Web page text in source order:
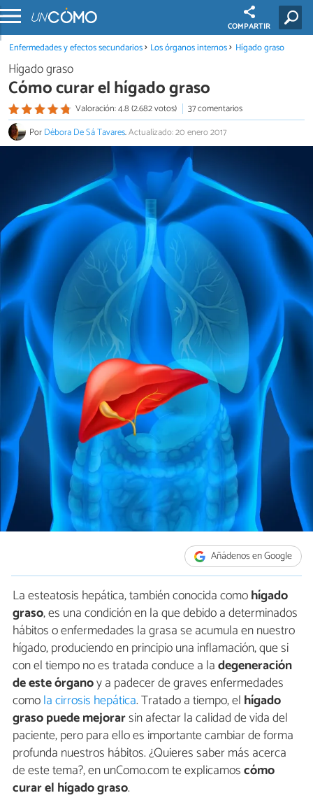
COMPARTIR
Enfermedades y efectos secundarios Los órganos internos Hígado graso
Hígado graso
Cómo curar el hígado graso
Valoración: 4.8 (2.682 votos)
37 comentarios
PorDébora De Sá Tavares.Actualizado: 20 enero 2017
Añádenos en Google
La esteatosis hepática, también conocida comohígado
graso, es una condición en la que debido a determinados
hábitos o enfermedades la grasa se acumula en nuestro
hígado, produciendo en principio una inflamación, que si
con el tiempo no es tratada conduce a ladegeneración
de este órganoy a padecer de graves enfermedades
comola cirrosis hepática. Tratado a tiempo, el hígado
graso puede mejorarsin afectar la calidad de vida del
paciente, pero para ello es importante cambiar de forma
profunda nuestros hábitos. ¿Quieres saber más acerca
de este tema?, en unComo.com te explicamoscómo
curar el hígado graso.